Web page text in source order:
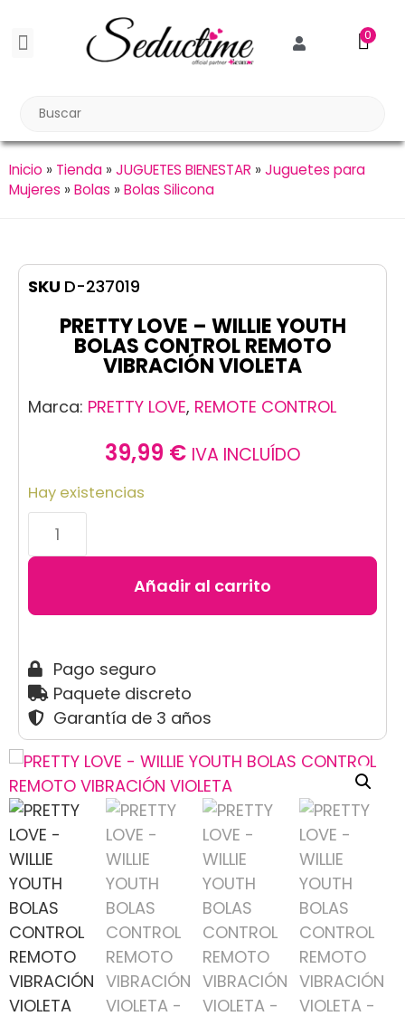
0
Inicio » Tienda »JUGUETES BIENESTAR »Juguetes para
Mujeres »Bolas »Bolas Silicona
SKU D-237019
PRETTY LOVE – WILLIE YOUTH
BOLAS CONTROL REMOTO
VIBRACIÓN VIOLETA
Marca: PRETTY LOVE, REMOTE CONTROL
39,99 € IVA INCLUÍDO
Hay existencias
Añadir al carrito
Pago seguro
Paquete discreto
Garantía de 3 años